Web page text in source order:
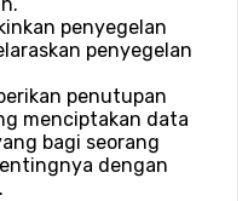
penyegelan
penyegelan
penutupan
menciptakan data
bagi seorang
dengan